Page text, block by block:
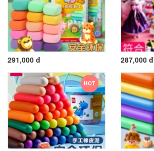
291,000 đ 287,000 đ
HOT